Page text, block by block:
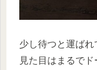
少し待つと運ばれ
見た目はまるでド